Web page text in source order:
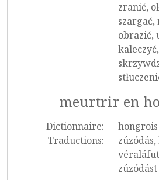
zranić,
obrazić,
meurtrir en
Dictionnaire:
hongrois
Traductions:
zúzódást